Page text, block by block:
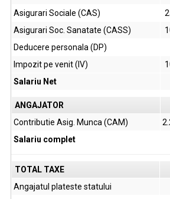
Asigurari Sociale (CAS)
Asigurari Soc. Sanatate (CASS)
Deducere personala (DP)
Impozit pe venit (IV)
Salariu Net
ANGAJATOR
Contributie Asig. Munca (CAM)
Salariu complet
TOTAL TAXE
Angajatul plateste statului